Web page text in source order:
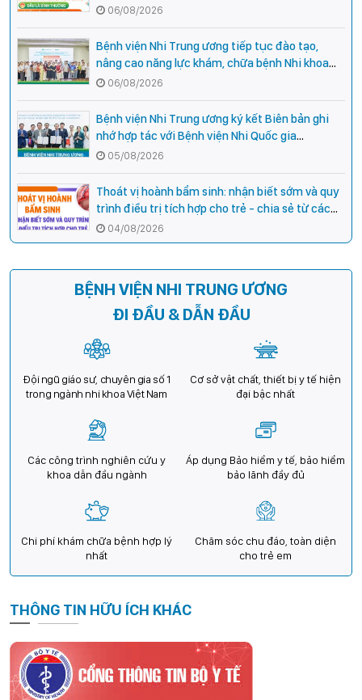
hiệu cần đi khám ngay?
06/08/2026
Bệnh viện Nhi Trung ương tiếp tục đào tạo,
nâng cao năng lực khám, chữa bệnh Nhi khoa
cho cán bộ y tế tại các tỉnh miền núi phía Bắc
06/08/2026
Bệnh viện Nhi Trung ương ký kết Biên bản ghi
nhớ hợp tác với Bệnh viện Nhi Quốc gia
Campuchia
05/08/2026
Thoát vị hoành bẩm sinh: nhận biết sớm và quy
trình điều trị tích hợp cho trẻ - chia sẻ từ các
chuyên gia hàng đầu của Bệnh Viện Nhi Trung
ương
04/08/2026
BỆNH VIỆN NHI TRUNG ƯƠNG
ĐI ĐẦU & DẪN ĐẦU
Đội ngũ giáo sư, chuyên gia số 1
trong ngành nhi khoa Việt Nam
Cơ sở vật chất, thiết bị y tế hiện
đại bậc nhất
Các công trình nghiên cứu y
khoa dẫn đầu ngành
Áp dụng Bảo hiểm y tế, bảo hiểm
bảo lãnh đầy đủ
Chi phí khám chữa bệnh hợp lý
nhất
Chăm sóc chu đáo, toàn diện
cho trẻ em
THÔNG TIN HỮU ÍCH KHÁC